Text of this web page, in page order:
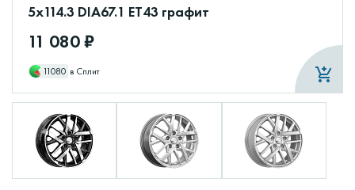
5x114.3 DIA67.1 ET43 графит
11 080 ₽
11080 в Сплит